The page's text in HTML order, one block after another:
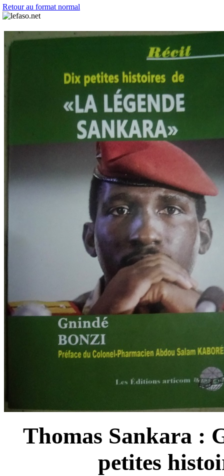
Retour au format normal
Thomas Sankara :
petites